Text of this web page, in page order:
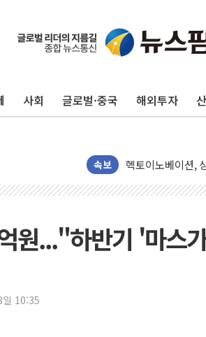
사회 글로벌·중국 해외투자
속보
원주시, 첨단의료
삼척시, 무건리 이
청도 문수리 야
'해병 순직 책임'
우리은행, 고창해
NH농협은행, 모
하나금융이 쏘아
종합특검, '尹 관
코스피·코스닥
'입추'인데 연일
"최대 2시간 앞
유니슨 "국내생
원..."하반기 '마스
10:35